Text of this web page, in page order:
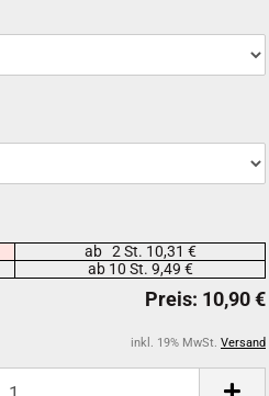
ab 2 St. 10,31 €
ab 10 St. 9,49 €
inkl. 19% MwSt. Versand